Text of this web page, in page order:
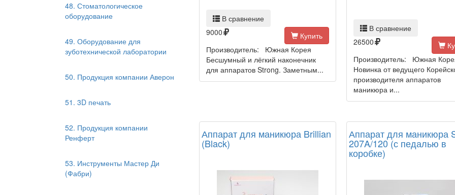
48. Стоматологическое
оборудование
49. Оборудование для
зуботехнической лаборатории
50. Продукция компании Аверон
51. 3D печать
52. Продукция компании
Ренферт
53. Инструменты Мастер Ди
(Фабри)
В сравнение
9000
Купить
Производитель: Южная Корея
Бесшумный и лёгкий наконечник
для аппаратов Strong. Заметным...
В сравнение
26500
Производитель: Южная
Новинка от ведущего
производителя аппаратов
маникюра и...
Аппарат для маникюра Brillian
(Black)
Аппарат для маникюра
207A/120 (с педалью в
коробке)